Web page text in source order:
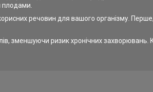
речовин для вашого організму. Перше,
зменшуючи ризик хронічних захворювань.